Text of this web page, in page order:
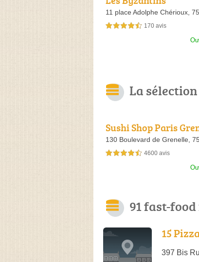
11 place Adolphe Chérioux,
4,5 étoiles sur 5 170 avis
La
Sushi Shop Paris
130 Boulevard de Grenelle,
4,5 étoiles sur 5 4600 avis
91 fast-
15
397 Bis